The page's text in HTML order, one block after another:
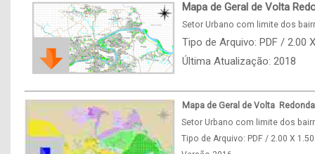
Mapa de Geral de Volta
Setor Urbano com limite dos
Tipo de Arquivo: PDF / 2.00
Última Atualização: 2018
M apa de Geral de Volta Redonda
Setor Urbano com limite dos
Tipo de Arquivo: PDF / 2.00 X